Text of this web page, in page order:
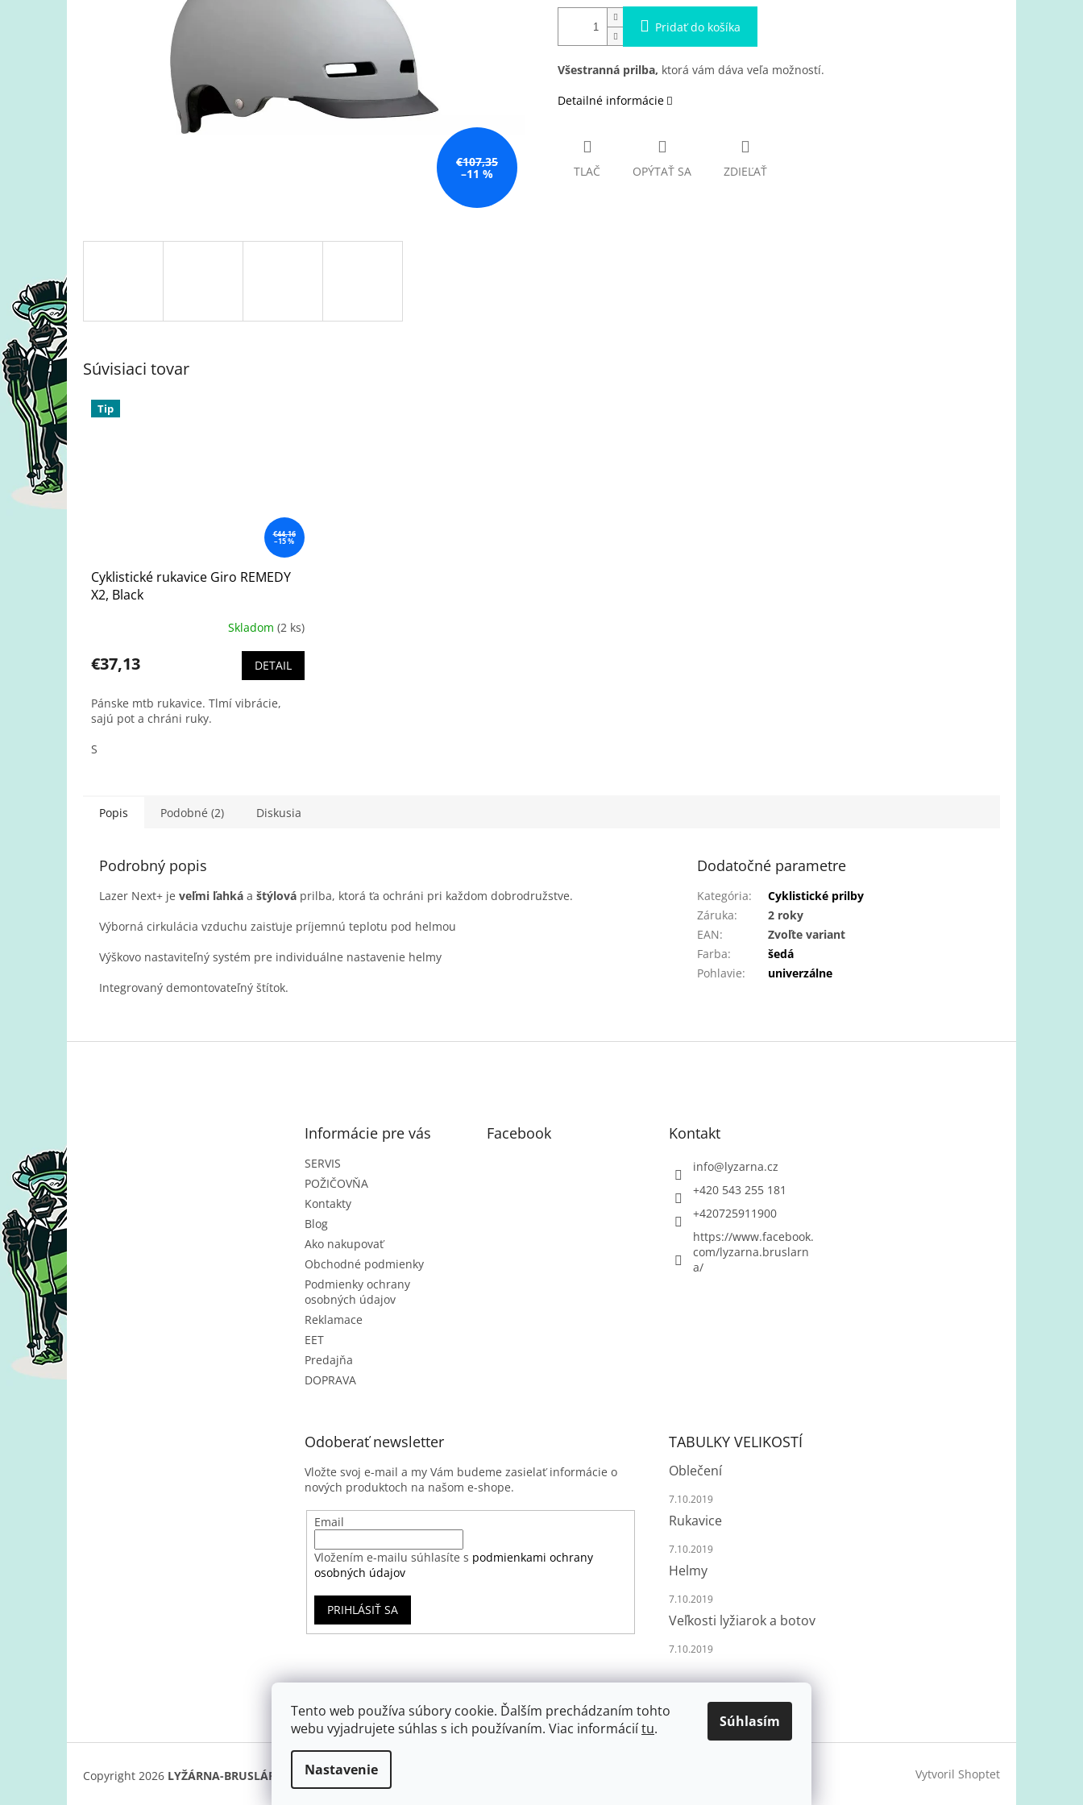
Tento web používa súbory cookie. Ďalším prechádzaním tohto
webu vyjadrujete súhlas s ich používaním. Viac informáciítu.
Nastavenie
Súhlasím
€107,35
–11 %
Pridať do košíka
Všestranná prilba, ktorá vám dáva veľa možností.
Detailné informácie
TLAČ OPÝTAŤ SA ZDIEĽAŤ
Súvisiaci tovar
Tip
€44,16
–15 %
Cyklistické rukavice Giro REMEDY
X2, Black
produktu
z
5
Skladom (2 ks)
€37,13 DETAIL
Pánske mtb rukavice. Tlmí vibrácie,
sajú pot a chráni ruky.
S
Popis Podobné (2) Diskusia
Podrobný popis
Lazer Next+ je veľmi ľahká a štýlová prilba, ktorá ťa ochráni pri každom dobrodružstve.
Výborná cirkulácia vzduchu zaisťuje príjemnú teplotu pod helmou
Výškovo nastaviteľný systém pre individuálne nastavenie helmy
Integrovaný demontovateľný štítok.
Dodatočné parametre
Kategória:
Cyklistické prilby
Záruka:
2 roky
EAN:
Zvoľte variant
Farba:
šedá
Pohlavie: univerzálne
Informácie pre vás
SERVIS
POŽIČOVŇA
Kontakty
Blog
Ako nakupovať
Obchodné podmienky
Podmienky ochrany
osobných údajov
Reklamace
EET
Predajňa
DOPRAVA
Facebook Kontakt
info@lyzarna.cz
+420 543 255 181
+420725911900
https://www.facebook.
com/lyzarna.bruslarn
a/
Odoberať newsletter
Vložte svoj e-mail a my Vám budeme zasielať informácie o
nových produktoch na našom e-shope.
Email
Vložením e-mailu súhlasíte s podmienkami ochrany
osobných údajov
PRIHLÁSIŤ SA
TABULKY VELIKOSTÍ
Oblečení
7.10.2019
Rukavice
7.10.2019
Helmy
7.10.2019
Veľkosti lyžiarok a botov
7.10.2019
Vytvoril Shoptet
Copyright 2026 LYŽÁRNA-BRUSLÁRNA . Všetky práva vyhradené.